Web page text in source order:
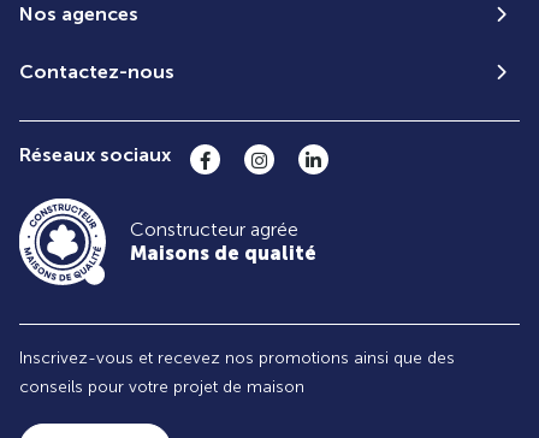
Nos agences
Contactez-nous
Réseaux sociaux
Constructeur agrée
Maisons de qualité
Inscrivez-vous et recevez nos promotions ainsi que des
conseils pour votre projet de maison